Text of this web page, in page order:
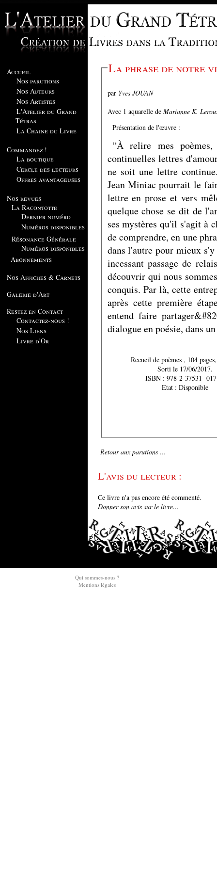
Accueil
Nos parutions
Nos Auteurs
Nos Artistes
L'Atelier du Grand
Tétras
La Chaine du Livre
Commandez !
La boutique
Cercle des lecteurs
Offres avantageuses
Nos revues
La Racontotte
Dernier numéro
Numéros disponibles
Résonance Générale
Numéros disponibles
Abonnements
Nos Affiches & Carnets
Galerie d'Art
Restez en Contact
Contactez-nous !
Nos Liens
Livre d'Or
La phrase de notre
par Yves JOUAN
Avec 1 aquarelle de Marianne K.
Présentation de l'œuvre :
“À relire mes
continuelles lettres
ne soit une lettre
Jean Miniac pourrait le
lettre en prose et vers
quelque chose se dit de
ses mystères qu'il s'agit à
de comprendre, en une
dans l'autre pour mieux
incessant passage de
découvrir qui nous
conquis. Par là, cette
après cette première
entend faire
dialogue en poésie, dans
Recueil de poèmes ,
Sorti le 17/06/2017.
ISBN : 978-2-37531-
Etat : Disponible
Retour aux parutions ...
L'avis du lecteur :
Ce livre n'a pas encore été commenté.
Donner son avis sur le livre...
Qui sommes-nous ?
Mentions légales